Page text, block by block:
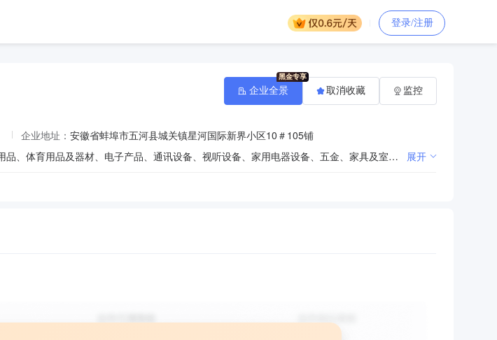
登录/注册
企业地址： 安徽省蚌埠市五河县城关镇星河国际新界小区10＃105铺
文化用品零售；纸制品销售；计算机、软件及辅助设备、文具用品、体育用品及器材、电子产品、通讯设备、视听设备、家用电器设备、五金、家具及室内装饰材料、办公设备及耗材、监控设备的销售、安装及维修；软件技术服务业；打字、复印；设计、制作、发布国内各类广告；日用化学产品销售；卷烟零售；酒的销售；服装、服饰、建材销售；医疗器械零售；食品、日用百货、消毒用品（不含危险化学品）销售。（依法须经批准的项目，经相关部门批准后方可开展经营活动） 展开
企业全景 取消收藏 监控